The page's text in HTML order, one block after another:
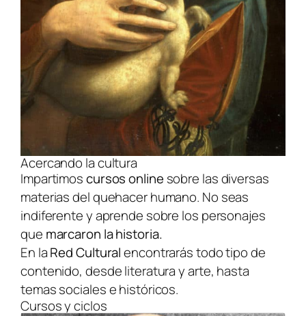
Acercando la cultura
Impartimoscursos online sobre las diversas
materias del quehacer humano. No seas
indiferente y aprende sobre los personajes
que marcaron la historia.
En laRed Culturalencontrarás todo tipo de
contenido, desde literatura y arte, hasta
temas sociales e históricos.
Cursos y ciclos